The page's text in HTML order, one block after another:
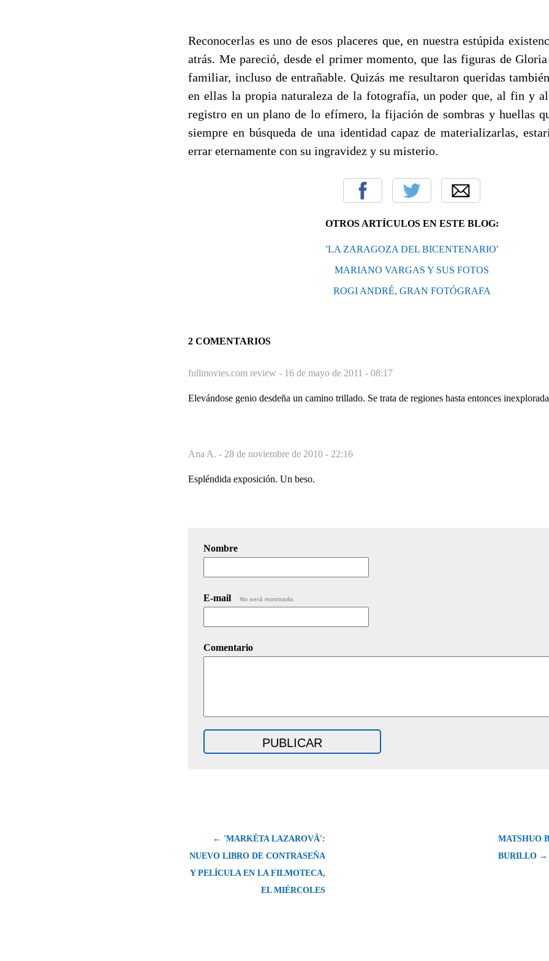
Reconocerlas es uno de esos placeres que, en nuestra estúpida
atrás. Me pareció, desde el primer momento, que las figuras de
familiar, incluso de entrañable. Quizás me resultaron queridas
en ellas la propia naturaleza de la fotografía, un poder que, al fin y
registro en un plano de lo efímero, la fijación de sombras y huellas
siempre en búsqueda de una identidad capaz de materializarlas,
errar eternamente con su ingravidez y su misterio.
OTROS ARTÍCULOS EN ESTE BLOG:
'LA ZARAGOZA DEL BICENTENARIO'
MARIANO VARGAS Y SUS FOTOS
ROGI ANDRÉ, GRAN FOTÓGRAFA
2 COMENTARIOS
fullmovies.com review - 16 de mayo de 2011 - 08:17
Elevándose genio desdeña un camino trillado. Se trata de regiones hasta entonces
Ana A. - 28 de noviembre de 2010 - 22:16
Espléndida exposición. Un beso.
Nombre
E-mail No será mostrado.
Comentario
← 'MARKÊTA LAZAROVÂ':
NUEVO LIBRO DE CONTRASEÑA
Y PELÍCULA EN LA FILMOTECA,
EL MIÉRCOLES
MATSHUO
BURILLO →